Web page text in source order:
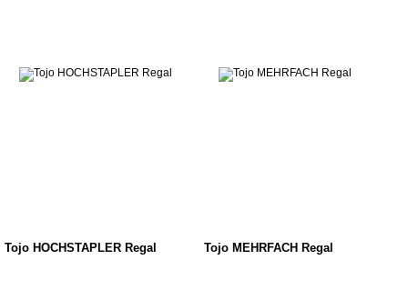
Tojo HOCHSTAPLER Regal Tojo MEHRFACH Regal